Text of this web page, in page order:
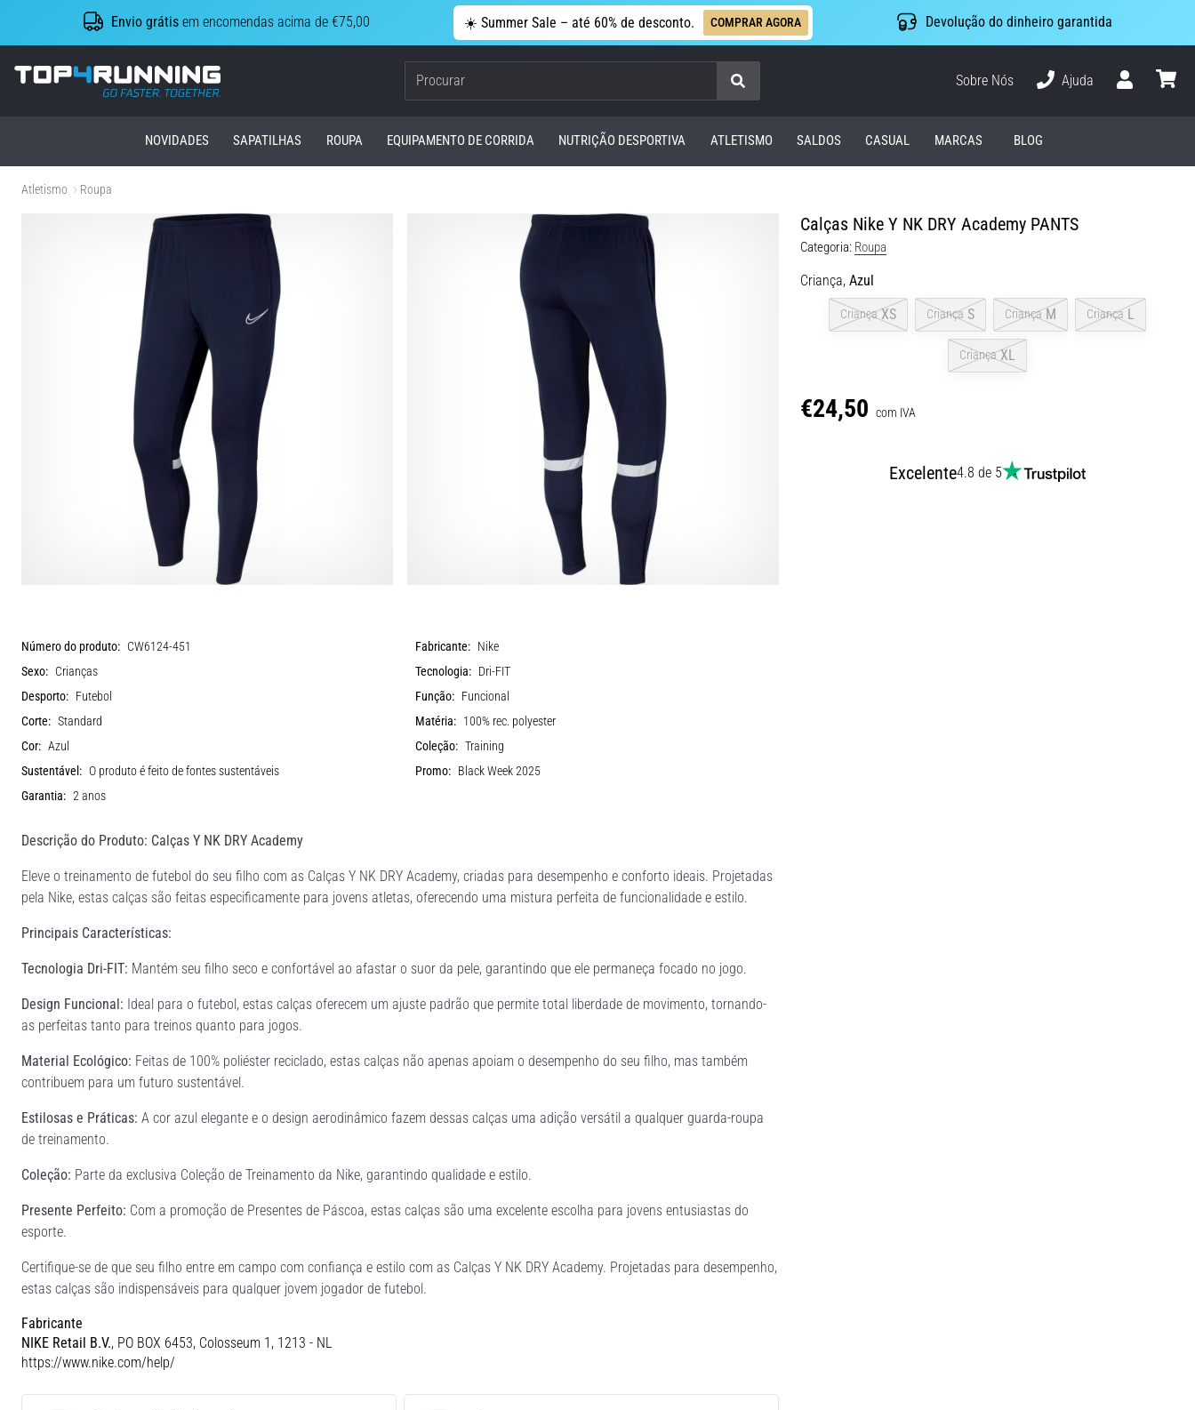
Envio grátis em encomendas acima de €75,00 ☀️ Summer Sale – até 60% de desconto. COMPRAR AGORA Devolução do dinheiro garantida
Top4Running.pt
Procurar
Sobre Nós
Ajuda
NOVIDADES SAPATILHAS ROUPA EQUIPAMENTO DE CORRIDA NUTRIÇÃO DESPORTIVA ATLETISMO SALDOS CASUAL MARCAS BLOG
Atletismo Roupa
Calças Nike Y NK DRY Academy PANTS
Categoria: Roupa
Criança, Azul
Criança XS Criança S Criança M Criança L
Criança XL
€24,50 com IVA
Excelente4.8 de 5
Número do produto: CW6124-451 Fabricante: Nike
Sexo: Crianças Tecnologia: Dri-FIT
Desporto: Futebol Função: Funcional
Corte: Standard Matéria: 100% rec. polyester
Cor: Azul Coleção: Training
Sustentável: O produto é feito de fontes sustentáveis Promo: Black Week 2025
Garantia: 2 anos
Descrição do Produto: Calças Y NK DRY Academy
Eleve o treinamento de futebol do seu filho com as Calças Y NK DRY Academy, criadas para desempenho e conforto ideais. Projetadas
pela Nike, estas calças são feitas especificamente para jovens atletas, oferecendo uma mistura perfeita de funcionalidade e estilo.
Principais Características:
Tecnologia Dri-FIT: Mantém seu filho seco e confortável ao afastar o suor da pele, garantindo que ele permaneça focado no jogo.
Design Funcional: Ideal para o futebol, estas calças oferecem um ajuste padrão que permite total liberdade de movimento, tornando-
as perfeitas tanto para treinos quanto para jogos.
Material Ecológico: Feitas de 100% poliéster reciclado, estas calças não apenas apoiam o desempenho do seu filho, mas também
contribuem para um futuro sustentável.
Estilosas e Práticas: A cor azul elegante e o design aerodinâmico fazem dessas calças uma adição versátil a qualquer guarda-roupa
de treinamento.
Coleção: Parte da exclusiva Coleção de Treinamento da Nike, garantindo qualidade e estilo.
Presente Perfeito: Com a promoção de Presentes de Páscoa, estas calças são uma excelente escolha para jovens entusiastas do
esporte.
Certifique-se de que seu filho entre em campo com confiança e estilo com as Calças Y NK DRY Academy. Projetadas para desempenho,
estas calças são indispensáveis para qualquer jovem jogador de futebol.
Fabricante
NIKE Retail B.V., PO BOX 6453, Colosseum 1, 1213 - NL
https://www.nike.com/help/